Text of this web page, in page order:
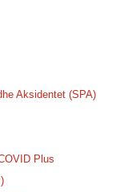
Aksidentet (SPA)
Plus